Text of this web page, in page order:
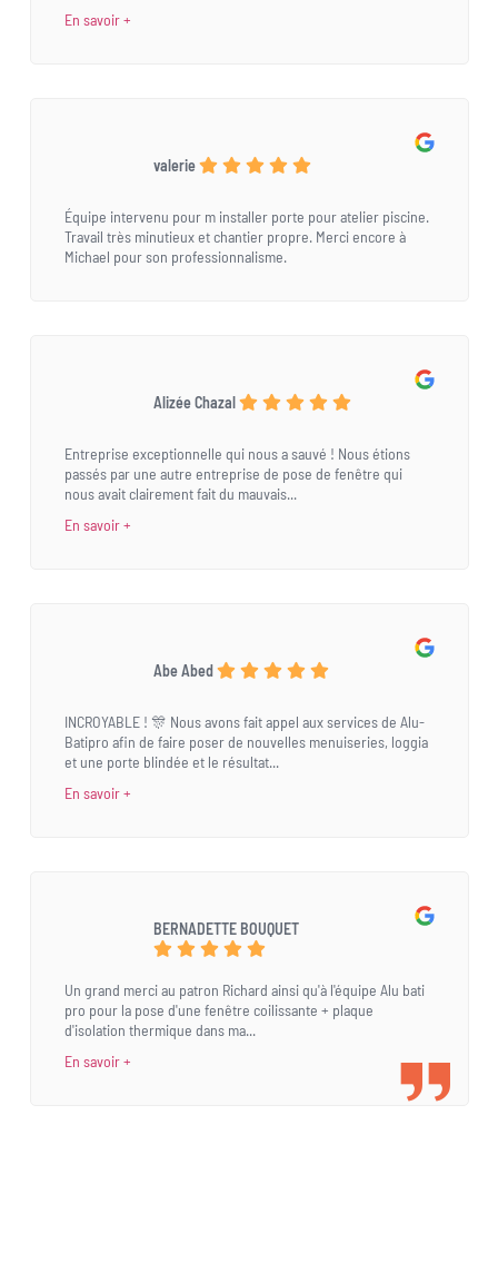
En savoir +
valerie
Équipe intervenu pour m installer porte pour atelier piscine.
Travail très minutieux et chantier propre. Merci encore à
Michael pour son professionnalisme.
Alizée Chazal
Entreprise exceptionnelle qui nous a sauvé ! Nous étions
passés par une autre entreprise de pose de fenêtre qui
nous avait clairement fait du mauvais...
En savoir +
Abe Abed
INCROYABLE ! 🎊 Nous avons fait appel aux services de Alu-
Batipro afin de faire poser de nouvelles menuiseries, loggia
et une porte blindée et le résultat...
En savoir +
BERNADETTE BOUQUET
Un grand merci au patron Richard ainsi qu'à l'équipe Alu bati
pro pour la pose d'une fenêtre coilissante + plaque
d'isolation thermique dans ma...
En savoir +